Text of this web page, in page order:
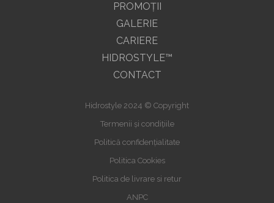
PROMOŢII
GALERIE
CARIERE
HIDROSTYLE™
CONTACT
Hidrostyle 2024 © Copyright
Termenii și condițiile
Politică confidențialitate
Politica Cookies
Politica de livrare si retur
ANPC